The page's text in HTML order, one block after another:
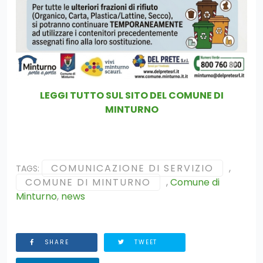
LEGGI TUTTO SUL SITO DEL COMUNE DI
MINTURNO
TAGS: COMUNICAZIONE DI SERVIZIO
,
COMUNE DI MINTURNO
,Comune di
Minturno, news
SHARE TWEET